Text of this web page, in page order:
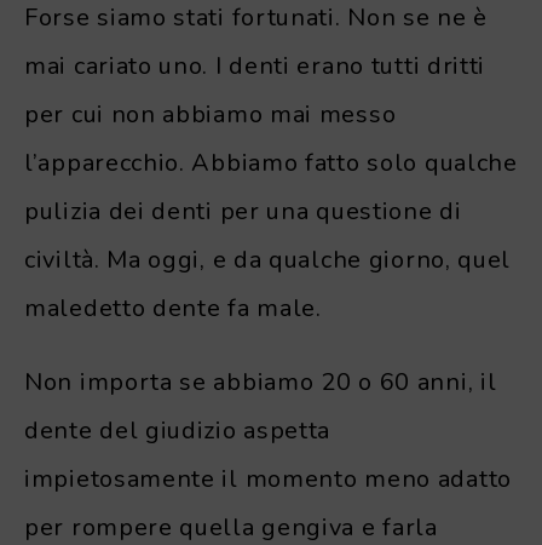
Forse siamo stati fortunati. Non se ne è
mai cariato uno. I denti erano tutti dritti
per cui non abbiamo mai messo
l’apparecchio. Abbiamo fatto solo qualche
pulizia dei denti per una questione di
civiltà. Ma oggi, e da qualche giorno, quel
maledetto dente fa male.
Non importa se abbiamo 20 o 60 anni, il
dente del giudizio aspetta
impietosamente il momento meno adatto
per rompere quella gengiva e farla